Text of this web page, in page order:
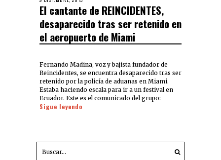
El cantante de REINCIDENTES,
desaparecido tras ser retenido en
el aeropuerto de Miami
Fernando Madina, voz y bajista fundador de
Reincidentes, se encuentra desaparecido tras ser
retenido por la policía de aduanas en Miami.
Estaba haciendo escala para ir a un festival en
Ecuador. Este es el comunicado del grupo:
Sigue leyendo